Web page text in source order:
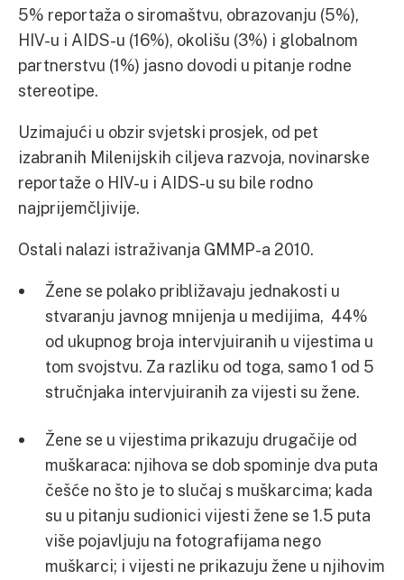
5% reportaža o siromaštvu, obrazovanju (5%),
HIV-u i AIDS-u (16%), okolišu (3%) i globalnom
partnerstvu (1%) jasno dovodi u pitanje rodne
stereotipe.
Uzimajući u obzir svjetski prosjek, od pet
izabranih Milenijskih ciljeva razvoja, novinarske
reportaže o HIV-u i AIDS-u su bile rodno
najprijemčljivije.
Ostali nalazi istraživanja GMMP-a 2010.
Žene se polako približavaju jednakosti u
stvaranju javnog mnijenja u medijima, 44%
od ukupnog broja intervjuiranih u vijestima u
tom svojstvu. Za razliku od toga, samo 1 od 5
stručnjaka intervjuiranih za vijesti su žene.
Žene se u vijestima prikazuju drugačije od
muškaraca: njihova se dob spominje dva puta
češće no što je to slučaj s muškarcima; kada
su u pitanju sudionici vijesti žene se 1.5 puta
više pojavljuju na fotografijama nego
muškarci; i vijesti ne prikazuju žene u njihovim